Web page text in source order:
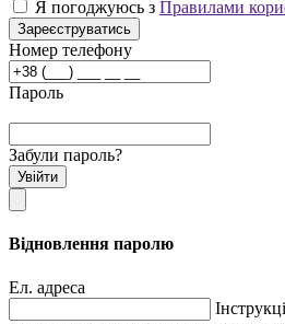
Я погоджуюсь з Правилами
Зареєструватись
Номер телефону
Пароль
Забули пароль?
Увійти
Відновлення паролю
Ел. адреса